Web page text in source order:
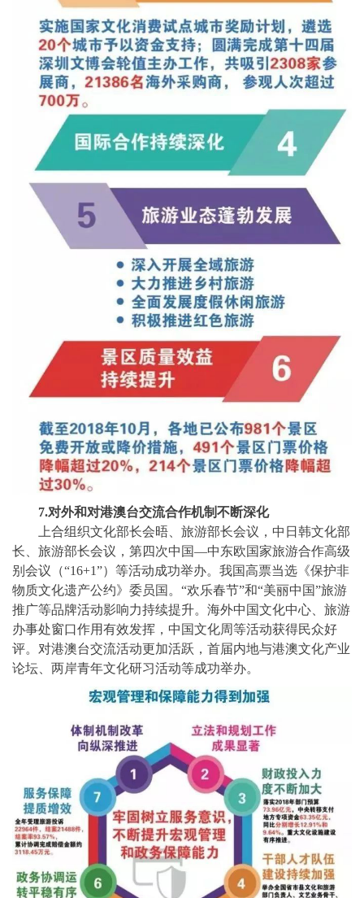
7.对外和对港澳台交流合作机制不断深化
上合组织文化部长会晤、旅游部长会议，中日韩文化部
长、旅游部长会议，第四次中国—中东欧国家旅游合作高级
别会议（“16+1”）等活动成功举办。我国高票当选《保护非
物质文化遗产公约》委员国。“欢乐春节”和“美丽中国”旅游
推广等品牌活动影响力持续提升。海外中国文化中心、旅游
办事处窗口作用有效发挥，中国文化周等活动获得民众好
评。对港澳台交流活动更加活跃，首届内地与港澳文化产业
论坛、两岸青年文化研习活动等成功举办。